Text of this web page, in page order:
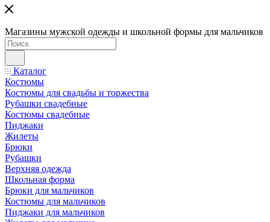
Магазины мужской одежды и школьной формы для мальчиков
Каталог
Костюмы
Костюмы для свадьбы и торжества
Рубашки свадебные
Костюмы свадебные
Пиджаки
Жилеты
Брюки
Рубашки
Верхняя одежда
Школьная форма
Брюки для мальчиков
Костюмы для мальчиков
Пиджаки для мальчиков